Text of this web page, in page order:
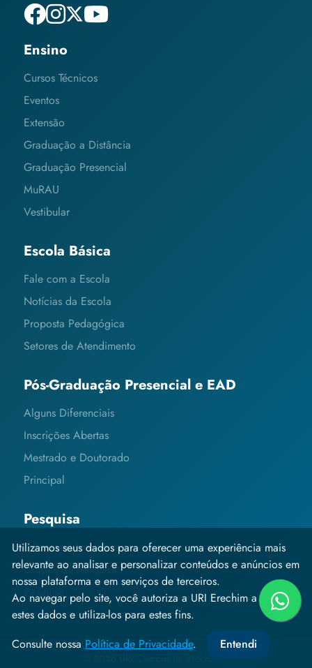
Ensino
Cursos Técnicos
Eventos
Extensão
Graduação a Distância
Graduação Presencial
MuRAU
Vestibular
Escola Básica
Fale com a Escola
Notícias da Escola
Proposta Pedagógica
Setores de Atendimento
Pós-Graduação Presencial e EAD
Alguns Diferenciais
Inscrições Abertas
Mestrado e Doutorado
Principal
Pesquisa
Editais e Informações
Grupos de Pesquisa
Pesquisa
© 2026 URI Câmpus de Erechim
Utilizamos seus dados para oferecer uma experiência mais
relevante ao analisar e personalizar conteúdos e anúncios em
nossa plataforma e em serviços de terceiros.
Ao navegar pelo site, você autoriza a URI Erechim a coletar
estes dados e utiliza-los para estes fins.
Consulte nossa Política de Privacidade. Entendi